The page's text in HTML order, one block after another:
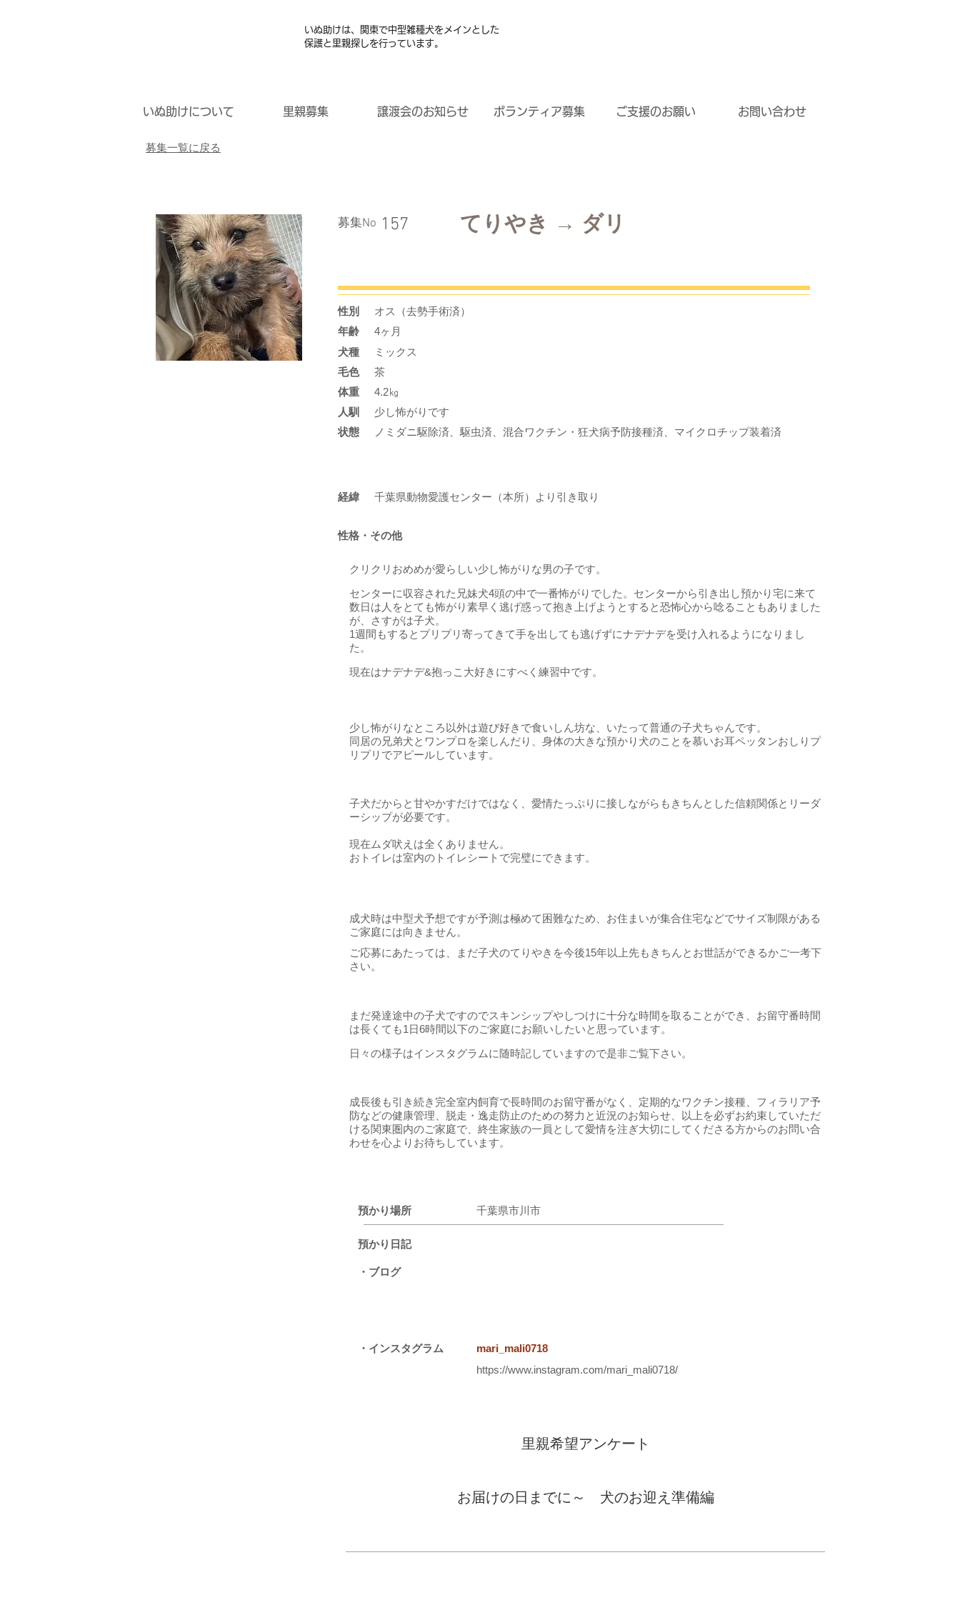
いぬ助けは、関東で中型雑種犬をメインとした
保護と里親探しを行っています。
いぬ助けについて 里親募集 譲渡会のお知らせ ボランティア募集 ご支援のお願い お問い合わせ
募集一覧に戻る
​募集No 157 てりやき → ダリ
性別
オス（去勢手術済）
年齢
4ヶ月
ミックス
​犬種
​毛色
茶
体重
4.2㎏
人馴
少し怖がりです
状態
ノミダニ駆除済、駆虫済、混合ワクチン・狂犬病予防接種済、マイクロチップ装着済
​経緯 千葉県動物愛護センター（本所）より引き取り
性格・その他
クリクリおめめが愛らしい少し怖がりな男の子です。
センターに収容された兄妹犬4頭の中で一番怖がりでした。センターから引き出し預かり宅に来て
数日は人をとても怖がり素早く逃げ惑って抱き上げようとすると恐怖心から唸ることもありました
が、さすがは子犬。
1週間もするとプリプリ寄ってきて手を出しても逃げずにナデナデを受け入れるようになりまし
た。
現在はナデナデ&抱っこ大好きにすべく練習中です。
少し怖がりなところ以外は遊び好きで食いしん坊な、いたって普通の子犬ちゃんです。
同居の兄弟犬とワンプロを楽しんだり、身体の大きな預かり犬のことを慕いお耳ペッタンおしりプ
リプリでアピールしています。
子犬だからと甘やかすだけではなく、愛情たっぷりに接しながらもきちんとした信頼関係とリーダ
ーシップが必要です。
現在ムダ吠えは全くありません。
おトイレは室内のトイレシートで完璧にできます。
成犬時は中型犬予想ですが予測は極めて困難なため、お住まいが集合住宅などでサイズ制限がある
ご家庭には向きません。
ご応募にあたっては、まだ子犬のてりやきを今後15年以上先もきちんとお世話ができるかご一考下
さい。
まだ発達途中の子犬ですのでスキンシップやしつけに十分な時間を取ることができ、お留守番時間
は長くても1日6時間以下のご家庭にお願いしたいと思っています。
日々の様子はインスタグラムに随時記していますので是非ご覧下さい。
成長後も引き続き完全室内飼育で長時間のお留守番がなく、定期的なワクチン接種、フィラリア予
防などの健康管理、脱走・逸走防止のための努力と近況のお知らせ、以上を必ずお約束していただ
ける関東圏内のご家庭で、終生家族の一員として愛情を注ぎ大切にしてくださる方からのお問い合
わせを心よりお待ちしています。
預かり場所 千葉県市川市
預かり日記
・ブログ
・インスタグラム
mari_mali0718
https://www.instagram.com/mari_mali0718/
里親希望アンケート
お届けの日までに～ 犬のお迎え準備編